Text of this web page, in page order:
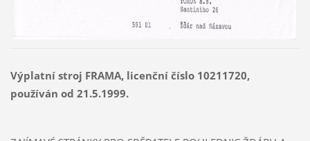
Výplatní stroj FRAMA, licenční číslo 10211720,
používán od 21.5.1999.